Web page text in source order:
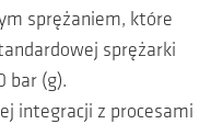
sprężaniem, które
sprężarki
bar (g).
integracji z procesami